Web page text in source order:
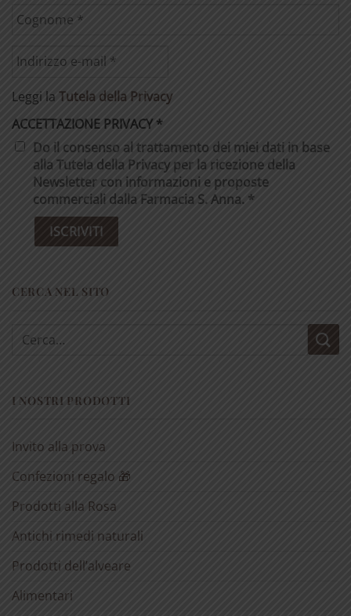
Leggi la Tutela della Privacy
ACCETTAZIONE PRIVACY*
Do il consenso al trattamento dei miei dati in base
alla Tutela della Privacy per la ricezione della
Newsletter con informazioni e proposte
commerciali dalla Farmacia S. Anna. *
CERCA NEL SITO
Cerca:
I NOSTRI PRODOTTI
Invito alla prova
Confezioni regalo 🎁
Prodotti alla Rosa
Antichi rimedi naturali
Prodotti dell’alveare
Alimentari